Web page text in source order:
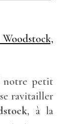
notre petit
ravitailler
, à la